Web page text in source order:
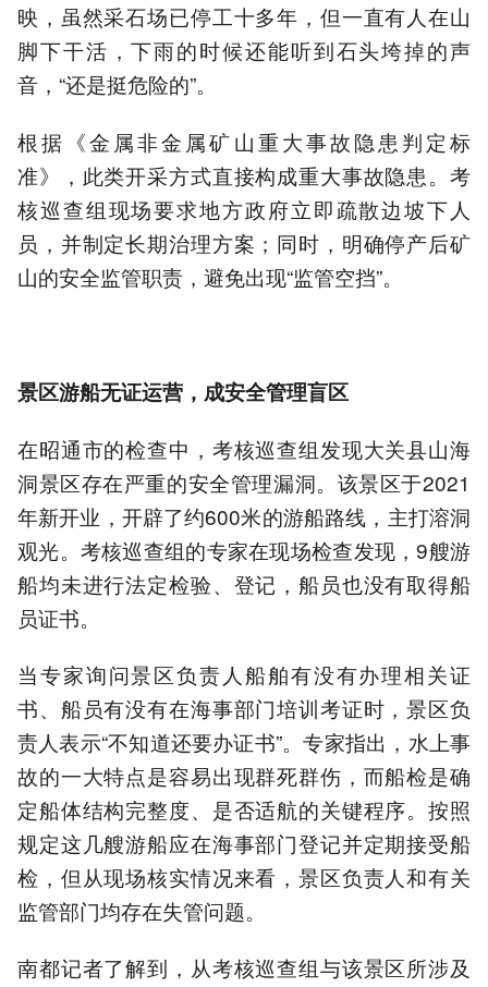
映，虽然采石场已停工十多年，但一直有人在山
脚下干活，下雨的时候还能听到石头垮掉的声
音，“还是挺危险的”。
根据《金属非金属矿山重大事故隐患判定标
准》，此类开采方式直接构成重大事故隐患。考
核巡查组现场要求地方政府立即疏散边坡下人
员，并制定长期治理方案；同时，明确停产后矿
山的安全监管职责，避免出现“监管空挡”。
景区游船无证运营，成安全管理盲区
在昭通市的检查中，考核巡查组发现大关县山海
洞景区存在严重的安全管理漏洞。该景区于2021
年新开业，开辟了约600米的游船路线，主打溶洞
观光。考核巡查组的专家在现场检查发现，9艘游
船均未进行法定检验、登记，船员也没有取得船
员证书。
当专家询问景区负责人船舶有没有办理相关证
书、船员有没有在海事部门培训考证时，景区负
责人表示“不知道还要办证书”。专家指出，水上事
故的一大特点是容易出现群死群伤，而船检是确
定船体结构完整度、是否适航的关键程序。按照
规定这几艘游船应在海事部门登记并定期接受船
检，但从现场核实情况来看，景区负责人和有关
监管部门均存在失管问题。
南都记者了解到，从考核巡查组与该景区所涉及